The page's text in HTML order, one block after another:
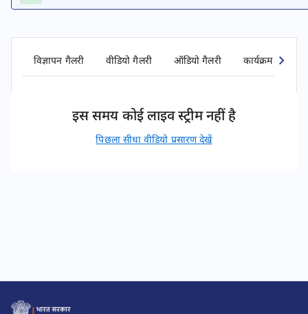
विज्ञापन गैलरी वीडियो गैलरी ऑडियो गैलरी कार्यक्रम गैलरी
इस समय कोई लाइव स्ट्रीम नहीं है
पिछला सीधा वीडियो प्रसारण देखें